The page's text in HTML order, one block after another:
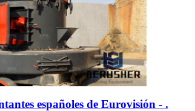
españoles de Eurovisión - .